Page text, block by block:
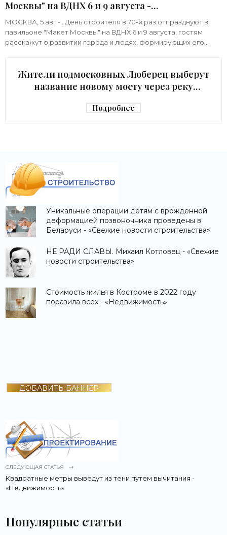
Москвы" на ВДНХ 6 и 9 августа -
«Строительство»
МОСКВА, 5 авг - . День строителя в 70-й раз отпразднуют в
павильоне "Макет Москвы" на ВДНХ 6 и 9 августа, гостям
расскажут о развитии города и людях, формирующих его
Жители подмосковных Люберец выберут
название новому мосту через реку
Подробнее
Уникальные операции детям с врожденной
деформацией позвоночника проведены в
Беларуси - «Свежие новости строительства»
НЕ РАДИ СЛАВЫ. Михаил Котловец - «Свежие
новости строительства»
Стоимость жилья в Костроме в 2022 году
поразила всех - «Недвижимость»
ДОБАВИТЬ БАННЕР
СЛЕДУЮЩАЯ СТАТЬЯ
Квадратные метры выведут из тени путем вычитания -
«Недвижимость»
Популярные статьи